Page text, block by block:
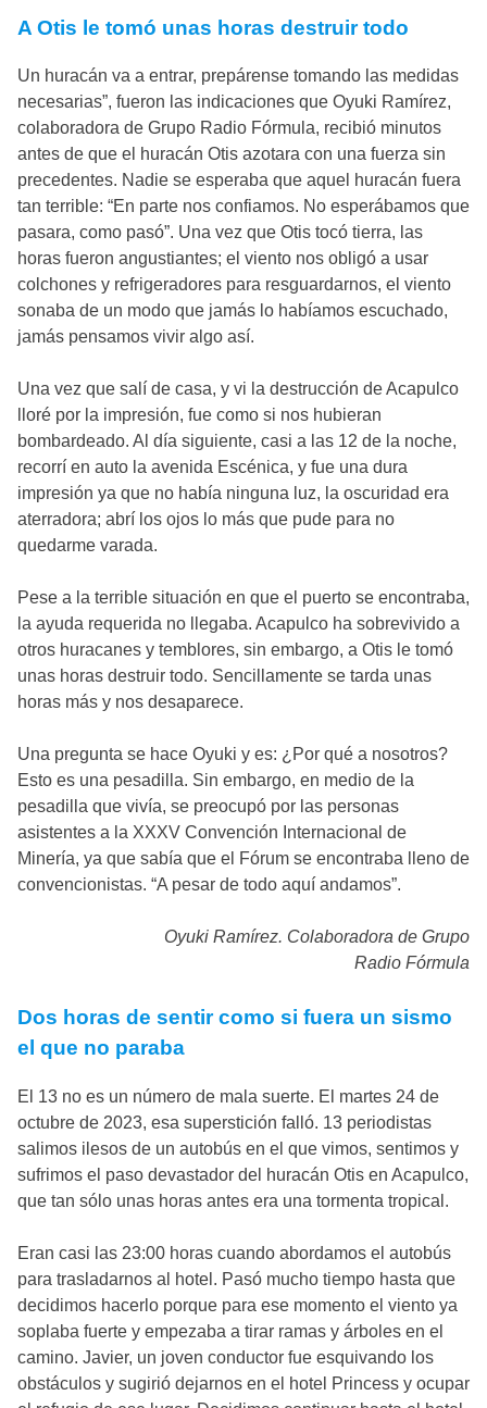
A Otis le tomó unas horas destruir todo
Un huracán va a entrar, prepárense tomando las medidas
necesarias”, fueron las indicaciones que Oyuki Ramírez,
colaboradora de Grupo Radio Fórmula, recibió minutos
antes de que el huracán Otis azotara con una fuerza sin
precedentes. Nadie se esperaba que aquel huracán fuera
tan terrible: “En parte nos confiamos. No esperábamos que
pasara, como pasó”. Una vez que Otis tocó tierra, las
horas fueron angustiantes; el viento nos obligó a usar
colchones y refrigeradores para resguardarnos, el viento
sonaba de un modo que jamás lo habíamos escuchado,
jamás pensamos vivir algo así.
Una vez que salí de casa, y vi la destrucción de Acapulco
lloré por la impresión, fue como si nos hubieran
bombardeado. Al día siguiente, casi a las 12 de la noche,
recorrí en auto la avenida Escénica, y fue una dura
impresión ya que no había ninguna luz, la oscuridad era
aterradora; abrí los ojos lo más que pude para no
quedarme varada.
Pese a la terrible situación en que el puerto se encontraba,
la ayuda requerida no llegaba. Acapulco ha sobrevivido a
otros huracanes y temblores, sin embargo, a Otis le tomó
unas horas destruir todo. Sencillamente se tarda unas
horas más y nos desaparece.
Una pregunta se hace Oyuki y es: ¿Por qué a nosotros?
Esto es una pesadilla. Sin embargo, en medio de la
pesadilla que vivía, se preocupó por las personas
asistentes a la XXXV Convención Internacional de
Minería, ya que sabía que el Fórum se encontraba lleno de
convencionistas. “A pesar de todo aquí andamos”.
Oyuki Ramírez. Colaboradora de Grupo
Radio Fórmula
Dos horas de sentir como si fuera un sismo
el que no paraba
El 13 no es un número de mala suerte. El martes 24 de
octubre de 2023, esa superstición falló. 13 periodistas
salimos ilesos de un autobús en el que vimos, sentimos y
sufrimos el paso devastador del huracán Otis en Acapulco,
que tan sólo unas horas antes era una tormenta tropical.
Eran casi las 23:00 horas cuando abordamos el autobús
para trasladarnos al hotel. Pasó mucho tiempo hasta que
decidimos hacerlo porque para ese momento el viento ya
soplaba fuerte y empezaba a tirar ramas y árboles en el
camino. Javier, un joven conductor fue esquivando los
obstáculos y sugirió dejarnos en el hotel Princess y ocupar